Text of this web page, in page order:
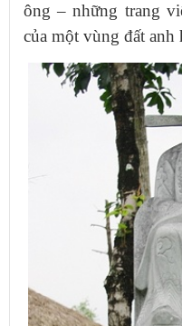
ông – những trang
của một vùng đất anh